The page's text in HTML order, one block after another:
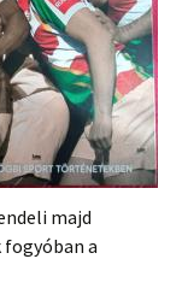
majd
a